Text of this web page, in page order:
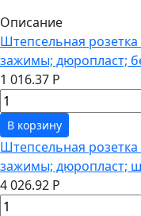
Описание
Штепсельная
зажимы; дюропласт;
1 016.37 Р
В корзину
Штепсельная
зажимы; дюропласт;
4 026.92 Р